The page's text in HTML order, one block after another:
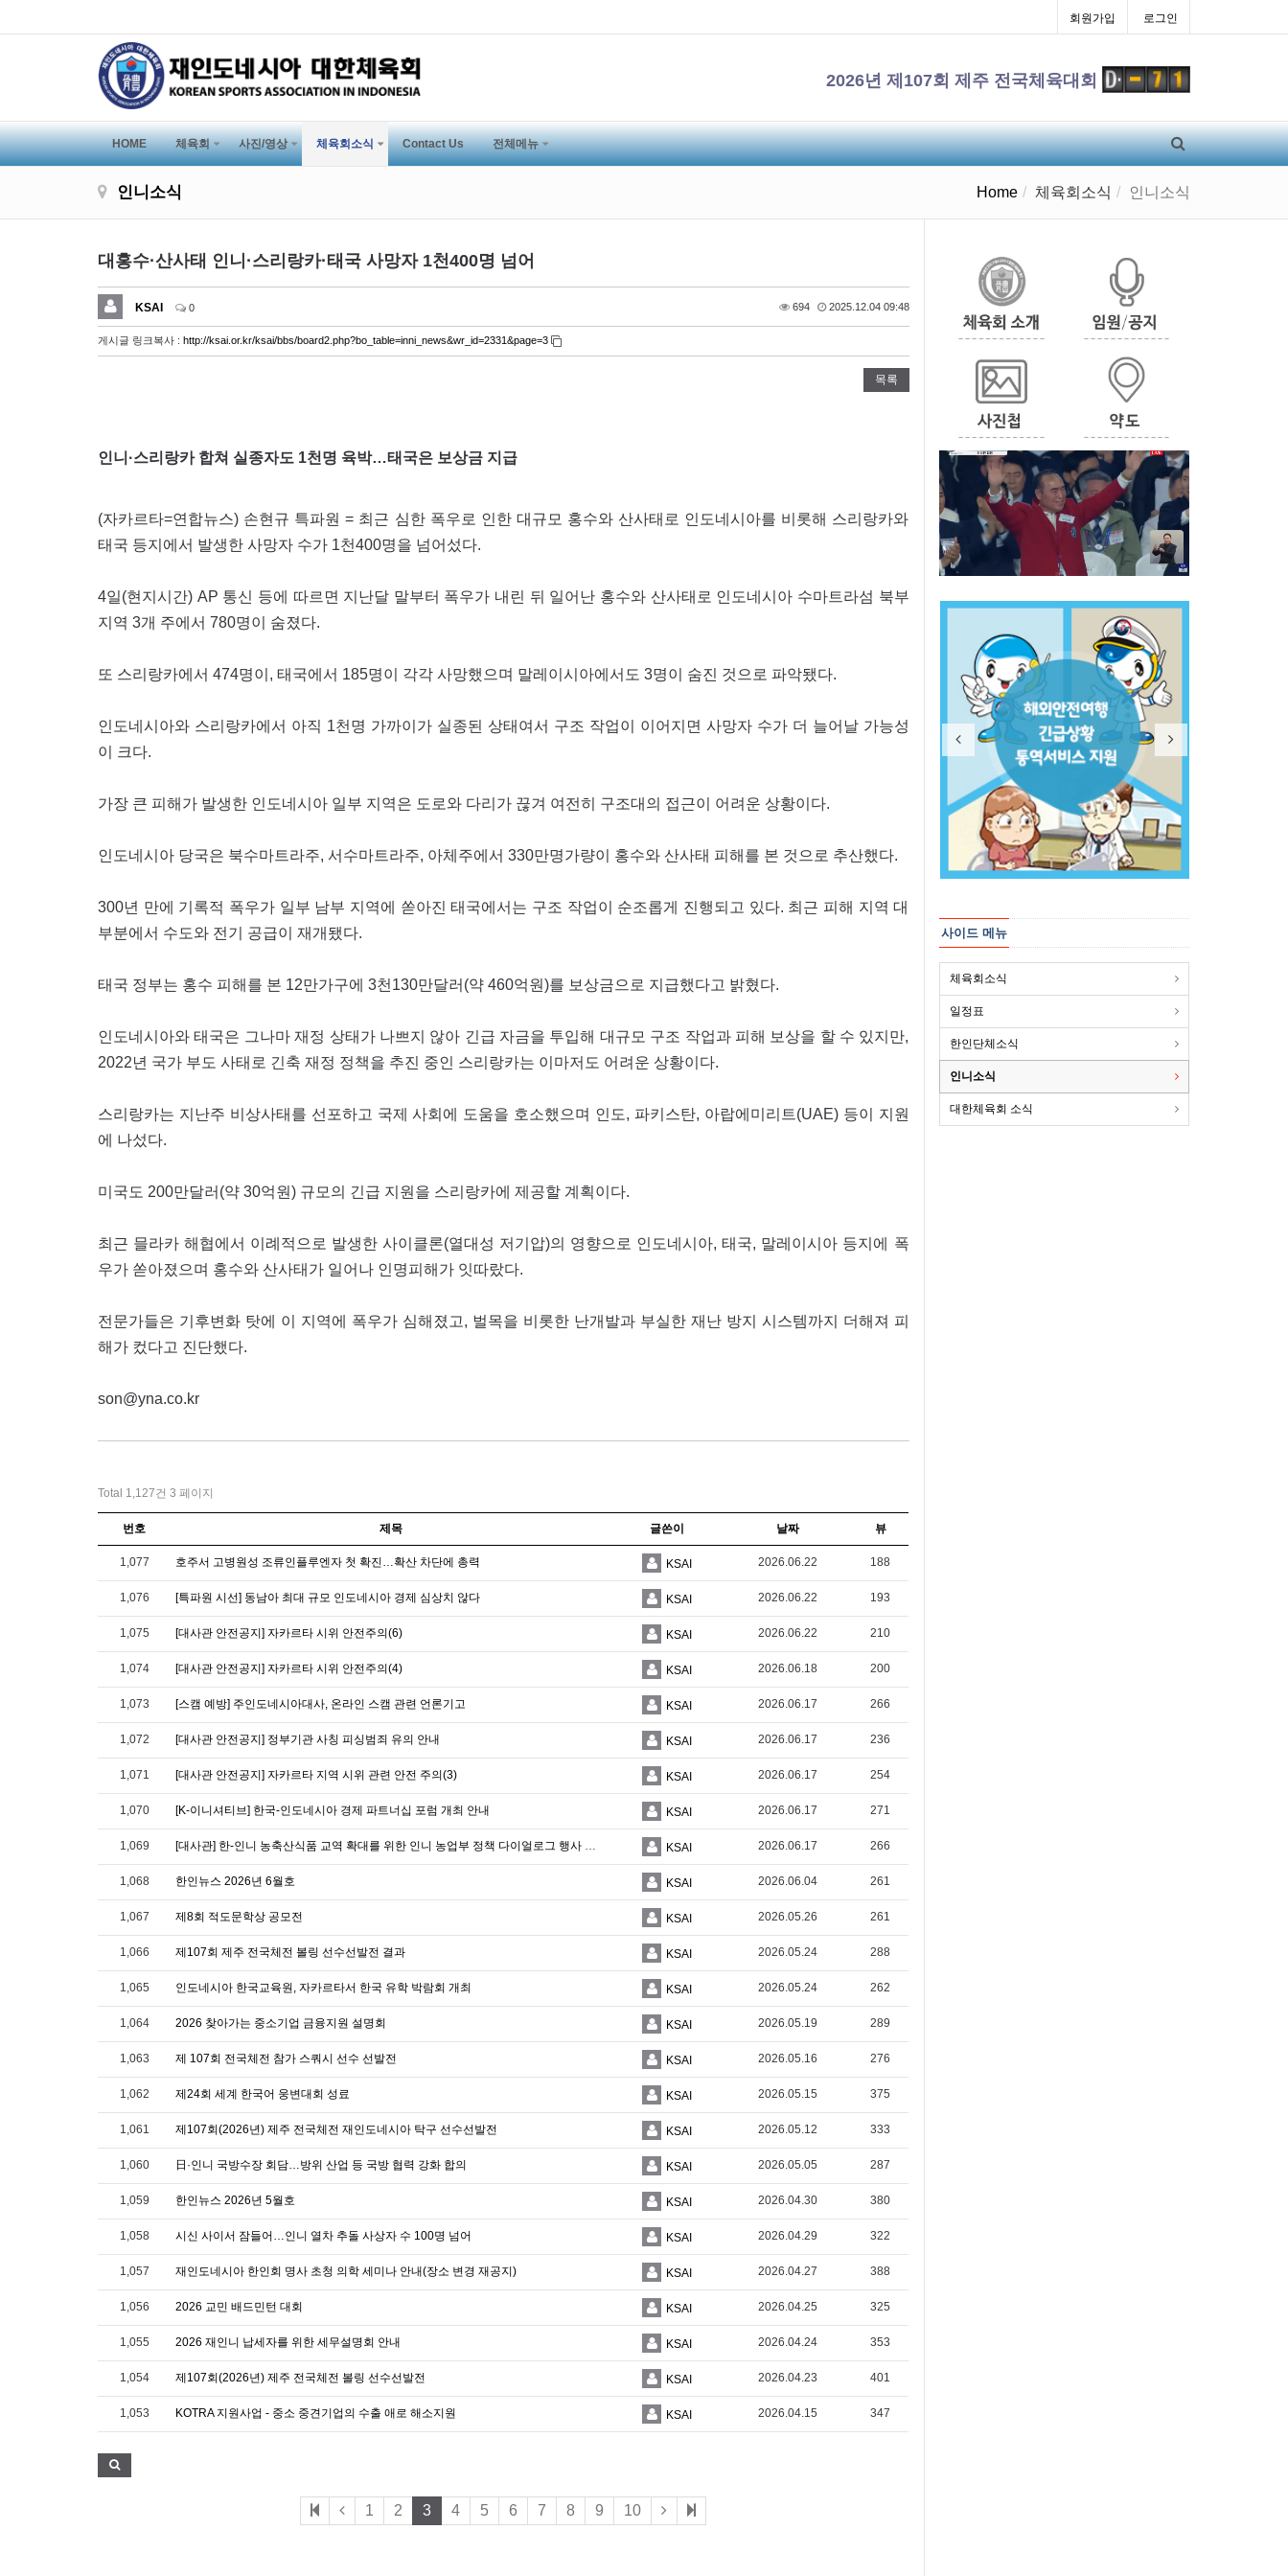
회원가입 로그인
2026년 제107회 제주 전국체육대회
HOME 체육회 사진/영상 체육회소식 Contact Us 전체메뉴
인니소식 Home 체육회소식 인니소식
대홍수·산사태 인니·스리랑카·태국 사망자 1천400명 넘어
KSAI 0 694 2025.12.04 09:48
게시글 링크복사 : http://ksai.or.kr/ksai/bbs/board2.php?bo_table=inni_news&wr_id=2331&page=3
목록
인니·스리랑카 합쳐 실종자도 1천명 육박…태국은 보상금 지급
(자카르타=연합뉴스) 손현규 특파원 = 최근 심한 폭우로 인한 대규모 홍수와 산사태로 인도네시아를 비롯해 스리랑카와
태국 등지에서 발생한 사망자 수가 1천400명을 넘어섰다.
4일(현지시간) AP 통신 등에 따르면 지난달 말부터 폭우가 내린 뒤 일어난 홍수와 산사태로 인도네시아 수마트라섬 북부
지역 3개 주에서 780명이 숨졌다.
또 스리랑카에서 474명이, 태국에서 185명이 각각 사망했으며 말레이시아에서도 3명이 숨진 것으로 파악됐다.
인도네시아와 스리랑카에서 아직 1천명 가까이가 실종된 상태여서 구조 작업이 이어지면 사망자 수가 더 늘어날 가능성
이 크다.
가장 큰 피해가 발생한 인도네시아 일부 지역은 도로와 다리가 끊겨 여전히 구조대의 접근이 어려운 상황이다.
인도네시아 당국은 북수마트라주, 서수마트라주, 아체주에서 330만명가량이 홍수와 산사태 피해를 본 것으로 추산했다.
300년 만에 기록적 폭우가 일부 남부 지역에 쏟아진 태국에서는 구조 작업이 순조롭게 진행되고 있다. 최근 피해 지역 대
부분에서 수도와 전기 공급이 재개됐다.
태국 정부는 홍수 피해를 본 12만가구에 3천130만달러(약 460억원)를 보상금으로 지급했다고 밝혔다.
인도네시아와 태국은 그나마 재정 상태가 나쁘지 않아 긴급 자금을 투입해 대규모 구조 작업과 피해 보상을 할 수 있지만,
2022년 국가 부도 사태로 긴축 재정 정책을 추진 중인 스리랑카는 이마저도 어려운 상황이다.
스리랑카는 지난주 비상사태를 선포하고 국제 사회에 도움을 호소했으며 인도, 파키스탄, 아랍에미리트(UAE) 등이 지원
에 나섰다.
미국도 200만달러(약 30억원) 규모의 긴급 지원을 스리랑카에 제공할 계획이다.
최근 믈라카 해협에서 이례적으로 발생한 사이클론(열대성 저기압)의 영향으로 인도네시아, 태국, 말레이시아 등지에 폭
우가 쏟아졌으며 홍수와 산사태가 일어나 인명피해가 잇따랐다.
전문가들은 기후변화 탓에 이 지역에 폭우가 심해졌고, 벌목을 비롯한 난개발과 부실한 재난 방지 시스템까지 더해져 피
해가 컸다고 진단했다.
son@yna.co.kr
Total 1,127건 3 페이지
번호 제목 글쓴이 날짜 뷰
1,077 호주서 고병원성 조류인플루엔자 첫 확진…확산 차단에 총력 KSAI 2026.06.22 188
1,076 [특파원 시선] 동남아 최대 규모 인도네시아 경제 심상치 않다 KSAI 2026.06.22 193
1,075 [대사관 안전공지] 자카르타 시위 안전주의(6) KSAI 2026.06.22 210
1,074 [대사관 안전공지] 자카르타 시위 안전주의(4) KSAI 2026.06.18 200
1,073 [스캠 예방] 주인도네시아대사, 온라인 스캠 관련 언론기고 KSAI 2026.06.17 266
1,072 [대사관 안전공지] 정부기관 사칭 피싱범죄 유의 안내 KSAI 2026.06.17 236
1,071 [대사관 안전공지] 자카르타 지역 시위 관련 안전 주의(3) KSAI 2026.06.17 254
1,070 [K-이니셔티브] 한국-인도네시아 경제 파트너십 포럼 개최 안내 KSAI 2026.06.17 271
1,069 KSAI 2026.06.17 266
1,068 한인뉴스 2026년 6월호 KSAI 2026.06.04 261
1,067 제8회 적도문학상 공모전 KSAI 2026.05.26 261
1,066 제107회 제주 전국체전 볼링 선수선발전 결과 KSAI 2026.05.24 288
1,065 인도네시아 한국교육원, 자카르타서 한국 유학 박람회 개최 KSAI 2026.05.24 262
1,064 2026 찾아가는 중소기업 금융지원 설명회 KSAI 2026.05.19 289
1,063 제 107회 전국체전 참가 스쿼시 선수 선발전 KSAI 2026.05.16 276
1,062 제24회 세계 한국어 웅변대회 성료 KSAI 2026.05.15 375
1,061 제107회(2026년) 제주 전국체전 재인도네시아 탁구 선수선발전 KSAI 2026.05.12 333
1,060 日·인니 국방수장 회담…방위 산업 등 국방 협력 강화 합의 KSAI 2026.05.05 287
1,059 한인뉴스 2026년 5월호 KSAI 2026.04.30 380
1,058 시신 사이서 잠들어…인니 열차 추돌 사상자 수 100명 넘어 KSAI 2026.04.29 322
1,057 재인도네시아 한인회 명사 초청 의학 세미나 안내(장소 변경 재공지) KSAI 2026.04.27 388
1,056 2026 교민 배드민턴 대회 KSAI 2026.04.25 325
1,055 2026 재인니 납세자를 위한 세무설명회 안내 KSAI 2026.04.24 353
1,054 제107회(2026년) 제주 전국체전 볼링 선수선발전 KSAI 2026.04.23 401
1,053 KOTRA 지원사업 - 중소 중견기업의 수출 애로 해소지원 KSAI 2026.04.15 347
1 2 3 4 5 6 7 8 9 10
사이드 메뉴
체육회소식
일정표
한인단체소식
인니소식
대한체육회 소식